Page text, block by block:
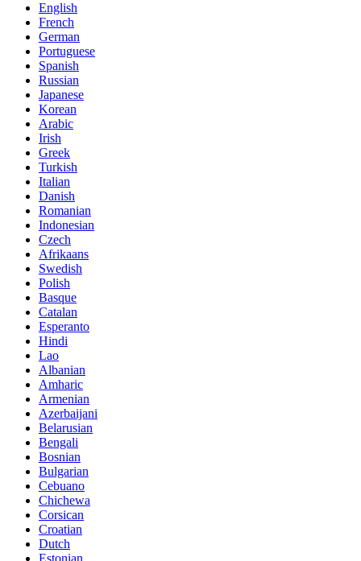
English
French
German
Portuguese
Spanish
Russian
Japanese
Korean
Arabic
Irish
Greek
Turkish
Italian
Danish
Romanian
Indonesian
Czech
Afrikaans
Swedish
Polish
Basque
Catalan
Esperanto
Hindi
Lao
Albanian
Amharic
Armenian
Azerbaijani
Belarusian
Bengali
Bosnian
Bulgarian
Cebuano
Chichewa
Corsican
Croatian
Dutch
Estonian